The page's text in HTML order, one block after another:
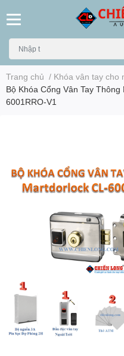
Trang chủ / Khóa vân tay cho
Bộ Khóa Cổng Vân Tay
6001RRO-V1